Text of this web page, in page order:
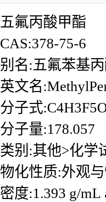
五氟丙酸甲酯
CAS:378-75-6
别名:五氟苯基
英文名
分子式
分子量:178.057
类别:其他>化学
物化性质:外观
密度:1.393 g/mL